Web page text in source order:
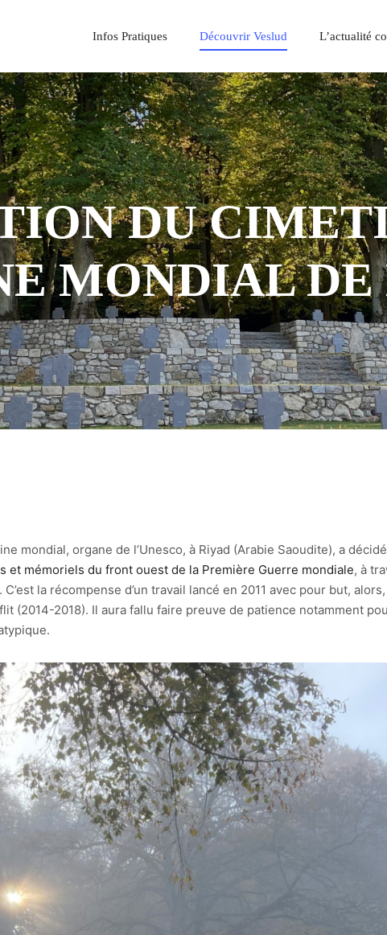
Infos Pratiques Découvrir Veslud L’actualité
DU
MONDIAL DE
mondial, organe de l’Unesco, à Riyad (Arabie Saoudite), a
et mémoriels du front ouest de la Première Guerre mondiale, à
la récompense d’un travail lancé en 2011 avec pour but,
(2014-2018). Il aura fallu faire preuve de patience notamment